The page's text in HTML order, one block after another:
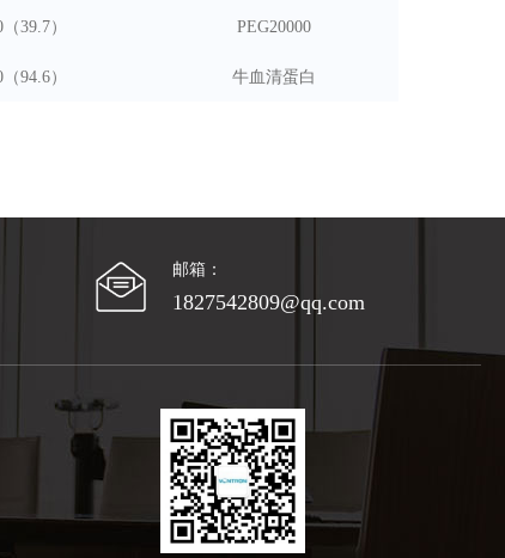
（39.7） PEG20000
（94.6） 牛血清蛋白
邮箱：
1827542809@qq.com